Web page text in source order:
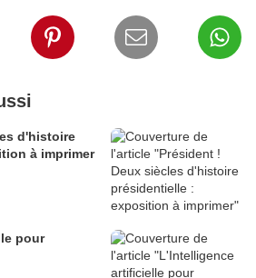
d'histoire
à imprimer
pour